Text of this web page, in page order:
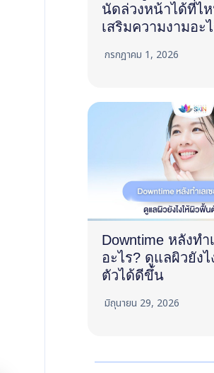
นัดล่วงหน้าได้ที่ไ
เสริมความงามอะ
กรกฎาคม 1, 2026
Downtime หลังทำ
อะไร? ดูแลผิวยัง
ตัวได้ดีขึ้น
มิถุนายน 29, 2026